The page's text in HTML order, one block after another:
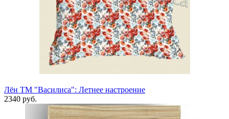
Лён ТМ "Василиса": Летнее настроение
2340 руб.